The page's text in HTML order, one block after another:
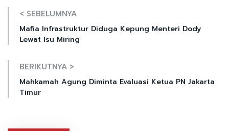
< SEBELUMNYA
Mafia Infrastruktur Diduga Kepung Menteri Dody
Lewat Isu Miring
BERIKUTNYA >
Mahkamah Agung Diminta Evaluasi Ketua PN Jakarta
Timur